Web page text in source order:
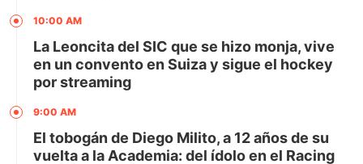
10:00 AM
La Leoncita del SIC que se hizo monja, vive
en un convento en Suiza y sigue el hockey
por streaming
9:00 AM
El tobogán de Diego Milito, a 12 años de su
vuelta a la Academia: del ídolo en el Racing